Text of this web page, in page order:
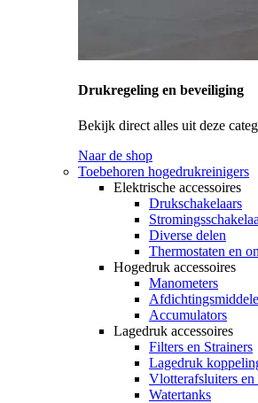
Drukregeling en beveiliging
Bekijk direct alles uit deze
Naar de shop
Toebehoren hogedrukreinigers
Elektrische accessoires
Drukschakelaars
Diverse delen
Thermostaten en
Hogedruk accessoires
Manometers
Accumulators
Lagedruk accessoires
Filters en Strainers
Lagedruk
Vlotterafsluiters en
Watertanks